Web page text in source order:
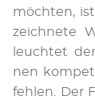
möch­ten,
zeich­ne­te
leuch­tet
nen
feh­len. Der